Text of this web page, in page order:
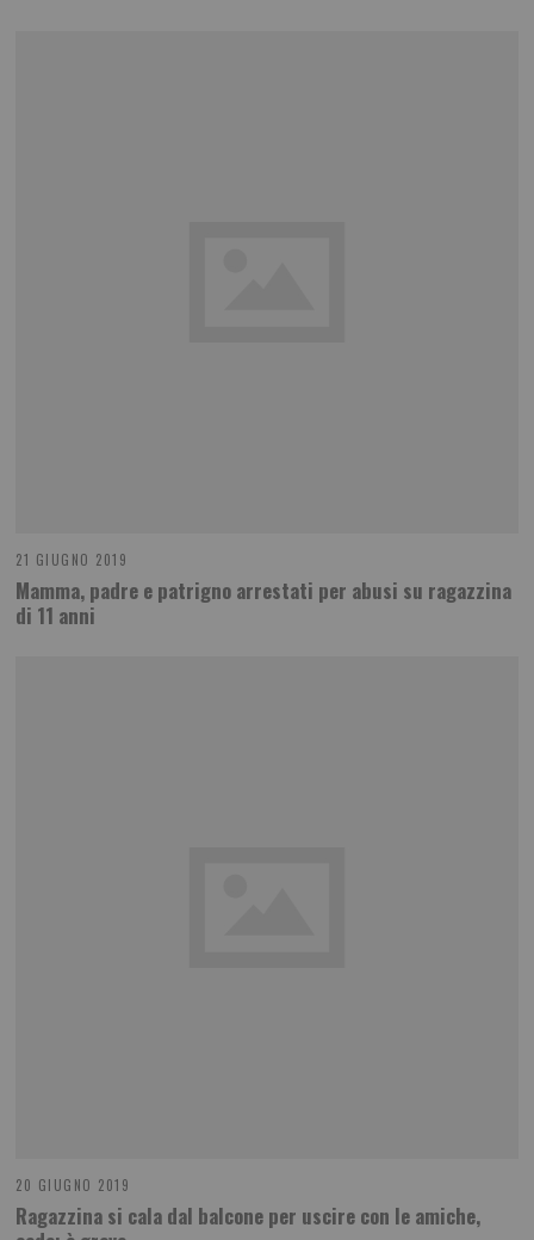
21 GIUGNO 2019
Mamma, padre e patrigno arrestati per abusi su ragazzina
di 11 anni
20 GIUGNO 2019
Ragazzina si cala dal balcone per uscire con le amiche,